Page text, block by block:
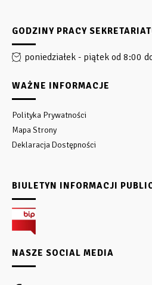
GODZINY PRACY
poniedziałek - piątek od 8:00
WAŻNE INFORMACJE
Polityka Prywatności
Mapa Strony
Deklaracja Dostępności
BIULETYN INFORMACJI
NASZE SOCIAL MEDIA